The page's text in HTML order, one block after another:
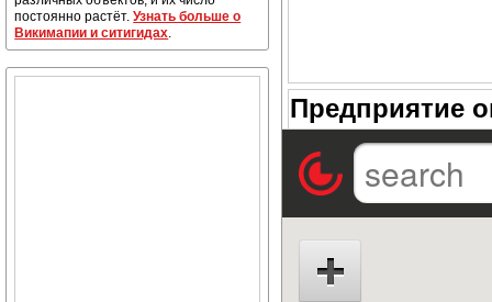
постоянно растёт.Узнать больше о
Викимапии и ситигидах.
Предприятие